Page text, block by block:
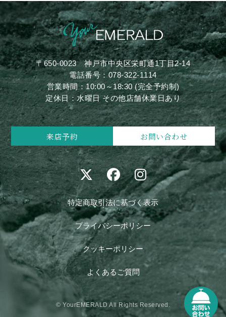
〒650-0023神戸市中央区栄町通1丁目2-14
電話番号：078-322-1114
営業時間：10:00～18:30 (完全予約制)
定休日：水曜日 その他店舗休業日あり
来店予約 お問い合わせ
特定商取引法に基づく表示
プライバシーポリシー
クッキーポリシー
よくあるご質問
© YourEMERALD All Rights Reserved.